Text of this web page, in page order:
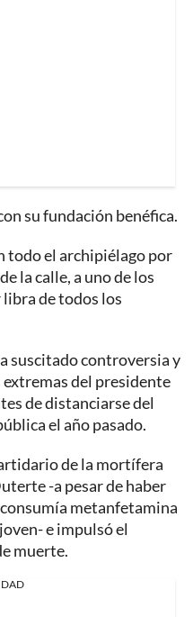
su fundación benéfica.
todo el archipiélago por
la calle, a uno de los
de todos los
suscitado controversia y
del presidente
de distanciarse del
el año pasado.
de la mortífera
-a pesar de haber
metanfetamina
e impulsó el
muerte.